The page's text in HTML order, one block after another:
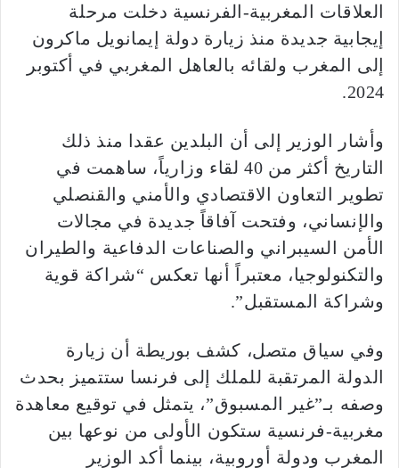
العلاقات المغربية-الفرنسية دخلت مرحلة
إيجابية جديدة منذ زيارة دولة إيمانويل ماكرون
إلى المغرب ولقائه بالعاهل المغربي في أكتوبر
2024.
وأشار الوزير إلى أن البلدين عقدا منذ ذلك
التاريخ أكثر من 40 لقاء وزارياً، ساهمت في
تطوير التعاون الاقتصادي والأمني والقنصلي
والإنساني، وفتحت آفاقاً جديدة في مجالات
الأمن السيبراني والصناعات الدفاعية والطيران
والتكنولوجيا، معتبراً أنها تعكس “شراكة قوية
وشراكة المستقبل”.
وفي سياق متصل، كشف بوريطة أن زيارة
الدولة المرتقبة للملك إلى فرنسا ستتميز بحدث
وصفه بـ”غير المسبوق”، يتمثل في توقيع معاهدة
مغربية-فرنسية ستكون الأولى من نوعها بين
المغرب ودولة أوروبية، بينما أكد الوزير